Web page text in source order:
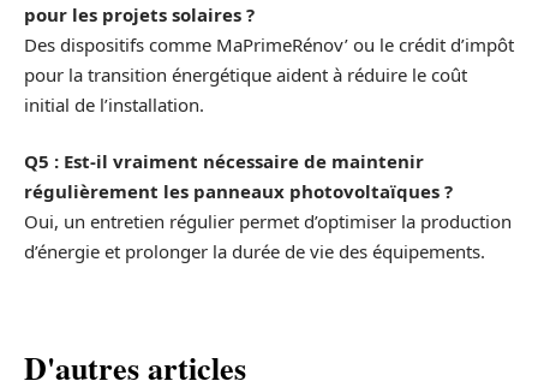
pour les projets solaires ?
Des dispositifs comme MaPrimeRénov’ ou le crédit d’impôt
pour la transition énergétique aident à réduire le coût
initial de l’installation.
Q5 : Est-il vraiment nécessaire de maintenir
régulièrement les panneaux photovoltaïques ?
Oui, un entretien régulier permet d’optimiser la production
d’énergie et prolonger la durée de vie des équipements.
D'autres articles